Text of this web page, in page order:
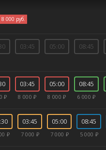
8 000 руб.
03:45 05:00 08:45
₽
03:45
8 000 ₽
05:00
8 000 ₽
08:45
6 000 ₽
₽
03:45
7 000 ₽
05:00
7 000 ₽
08:45
5 000 ₽